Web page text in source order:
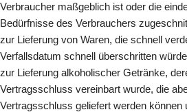
Verbraucher maßgeblich ist oder die
Bedürfnisse des Verbrauchers
zur Lieferung von Waren, die schnell
Verfallsdatum schnell überschritten
zur Lieferung alkoholischer Getränke,
Vertragsschluss vereinbart wurde, die
Vertragsschluss geliefert werden können